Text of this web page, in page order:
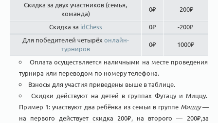
Скидка за двух участников (семья,
команда)
0₽ -200₽
Скидка за idChess 0₽
-200₽
Для победителей четырёх онлайн-
турниров
0₽ 1000₽
Оплата осуществляется наличными на месте проведения
турнира или переводом по номеру телефона.
Взносы для участия приведены выше в таблице.
Скидки действуют на детей в группах Футацу и Миццу.
Пример 1: участвуют два ребёнка из семьи в группе Миццу—
на первого действует скидка 200₽, на второго — 200₽,за